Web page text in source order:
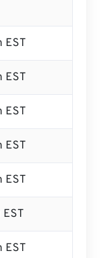
EST
EST
EST
EST
EST
EST